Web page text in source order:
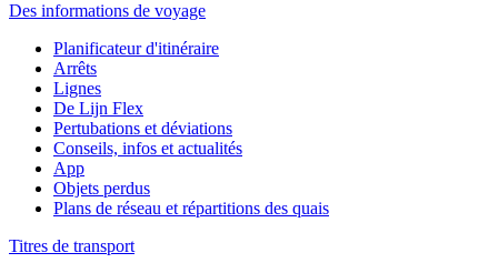
Des informations de voyage
Planificateur d'itinéraire
Arrêts
Lignes
De Lijn Flex
Pertubations et déviations
Conseils, infos et actualités
App
Objets perdus
Plans de réseau et répartitions des quais
Titres de transport